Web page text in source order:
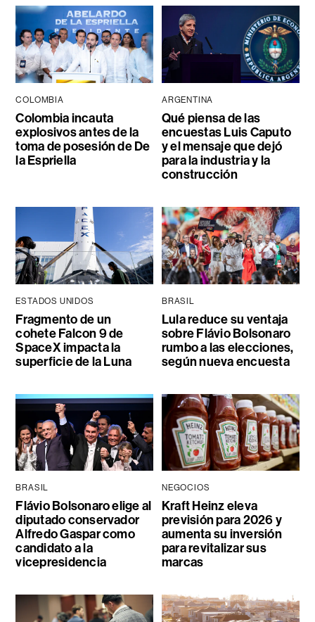
COLOMBIA
Colombia incauta
explosivos antes de la
toma de posesión de De
la Espriella
ARGENTINA
Qué piensa de las
encuestas Luis Caputo
y el mensaje que dejó
para la industria y la
construcción
ESTADOS UNIDOS
Fragmento de un
cohete Falcon 9 de
SpaceX impacta la
superficie de la Luna
BRASIL
Lula reduce su ventaja
sobre Flávio Bolsonaro
rumbo a las elecciones,
según nueva encuesta
BRASIL
Flávio Bolsonaro elige al
diputado conservador
Alfredo Gaspar como
candidato a la
vicepresidencia
NEGOCIOS
Kraft Heinz eleva
previsión para 2026 y
aumenta su inversión
para revitalizar sus
marcas